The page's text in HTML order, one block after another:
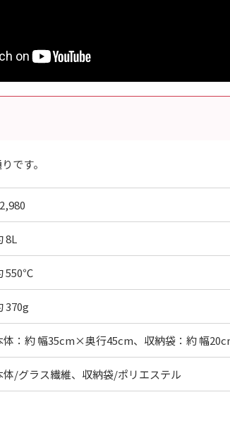
です。
8L
550℃
370g
体：約 幅35cm×奥行45cm、収納袋：約 幅
体/グラス繊維、収納袋/ポリエステル